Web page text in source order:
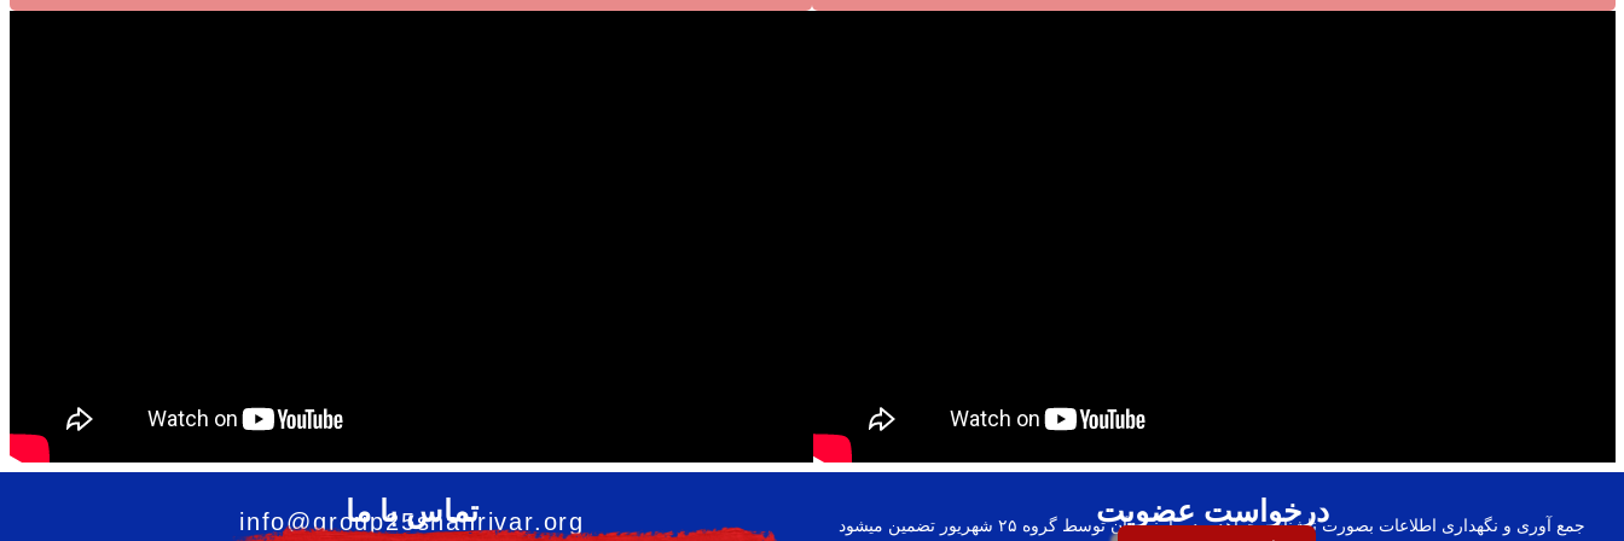
درخواست عضویت
جمع آوری و نگهداری اطلاعات بصورت ناشناس خواهد بود و امنیت آن توسط گروه ۲۵ شهریور تضمین میشود تماس با ما
info@group25shahrivar.org